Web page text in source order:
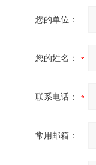
您的单位：
您的姓名：
联系电话：
常用邮箱：